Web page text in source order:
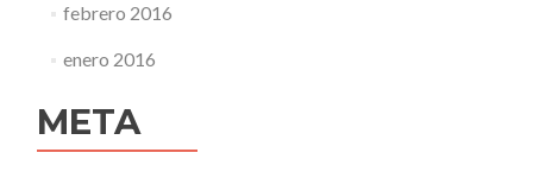
febrero 2016
enero 2016
META